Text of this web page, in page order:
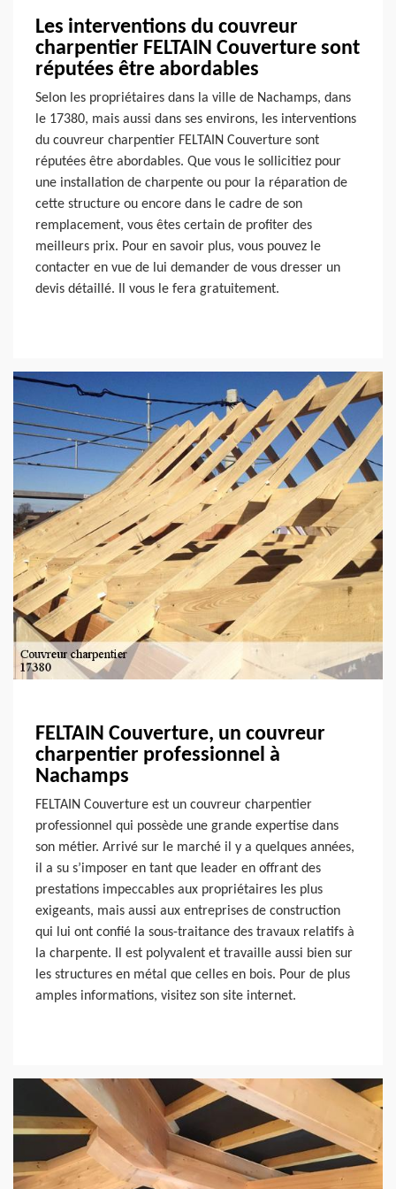
Les interventions du couvreur
charpentier FELTAIN Couverture sont
réputées être abordables
Selon les propriétaires dans la ville de Nachamps, dans
le 17380, mais aussi dans ses environs, les interventions
du couvreur charpentier FELTAIN Couverture sont
réputées être abordables. Que vous le sollicitiez pour
une installation de charpente ou pour la réparation de
cette structure ou encore dans le cadre de son
remplacement, vous êtes certain de profiter des
meilleurs prix. Pour en savoir plus, vous pouvez le
contacter en vue de lui demander de vous dresser un
devis détaillé. Il vous le fera gratuitement.
FELTAIN Couverture, un couvreur
charpentier professionnel à
Nachamps
FELTAIN Couverture est un couvreur charpentier
professionnel qui possède une grande expertise dans
son métier. Arrivé sur le marché il y a quelques années,
il a su s’imposer en tant que leader en offrant des
prestations impeccables aux propriétaires les plus
exigeants, mais aussi aux entreprises de construction
qui lui ont confié la sous-traitance des travaux relatifs à
la charpente. Il est polyvalent et travaille aussi bien sur
les structures en métal que celles en bois. Pour de plus
amples informations, visitez son site internet.